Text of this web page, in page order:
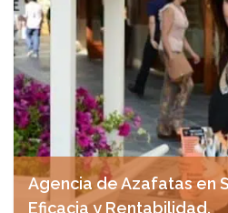
Agencia de Azafatas en
Eficacia y Rentabilidad.